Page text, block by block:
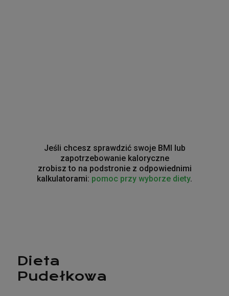
Jeśli chcesz sprawdzić swoje BMI lub
zapotrzebowanie kaloryczne
zrobisz to na podstronie z odpowiednimi
kalkulatorami: pomoc przy wyborze diety.
Dieta
Pudełkowa